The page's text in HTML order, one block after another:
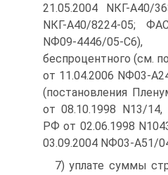
21.05.2004 NКГ-А40/
NКГ-А40/8224-05;
NФ09-4446/05-
беспроцентного (см.
от 11.04.2006 NФ03-
(постановления
от 08.10.1998 N13/
РФ от 02.06.1998
03.09.2004 NФ03-А51/
7) уплате суммы